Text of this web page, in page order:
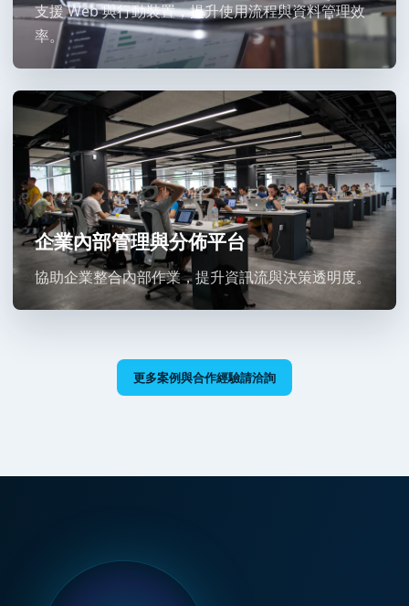
支援 Web 與行動裝置，提升使用流程與資料管理效
率。
企業內部管理與分佈平台
協助企業整合內部作業，提升資訊流與決策透明度。
更多案例與合作經驗請洽詢